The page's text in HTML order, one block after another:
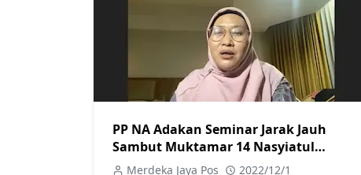
PP NA Adakan Seminar Jarak Jauh
Sambut Muktamar 14 Nasyiatul
Aisyiyah
Merdeka Jaya Pos 2022/12/1